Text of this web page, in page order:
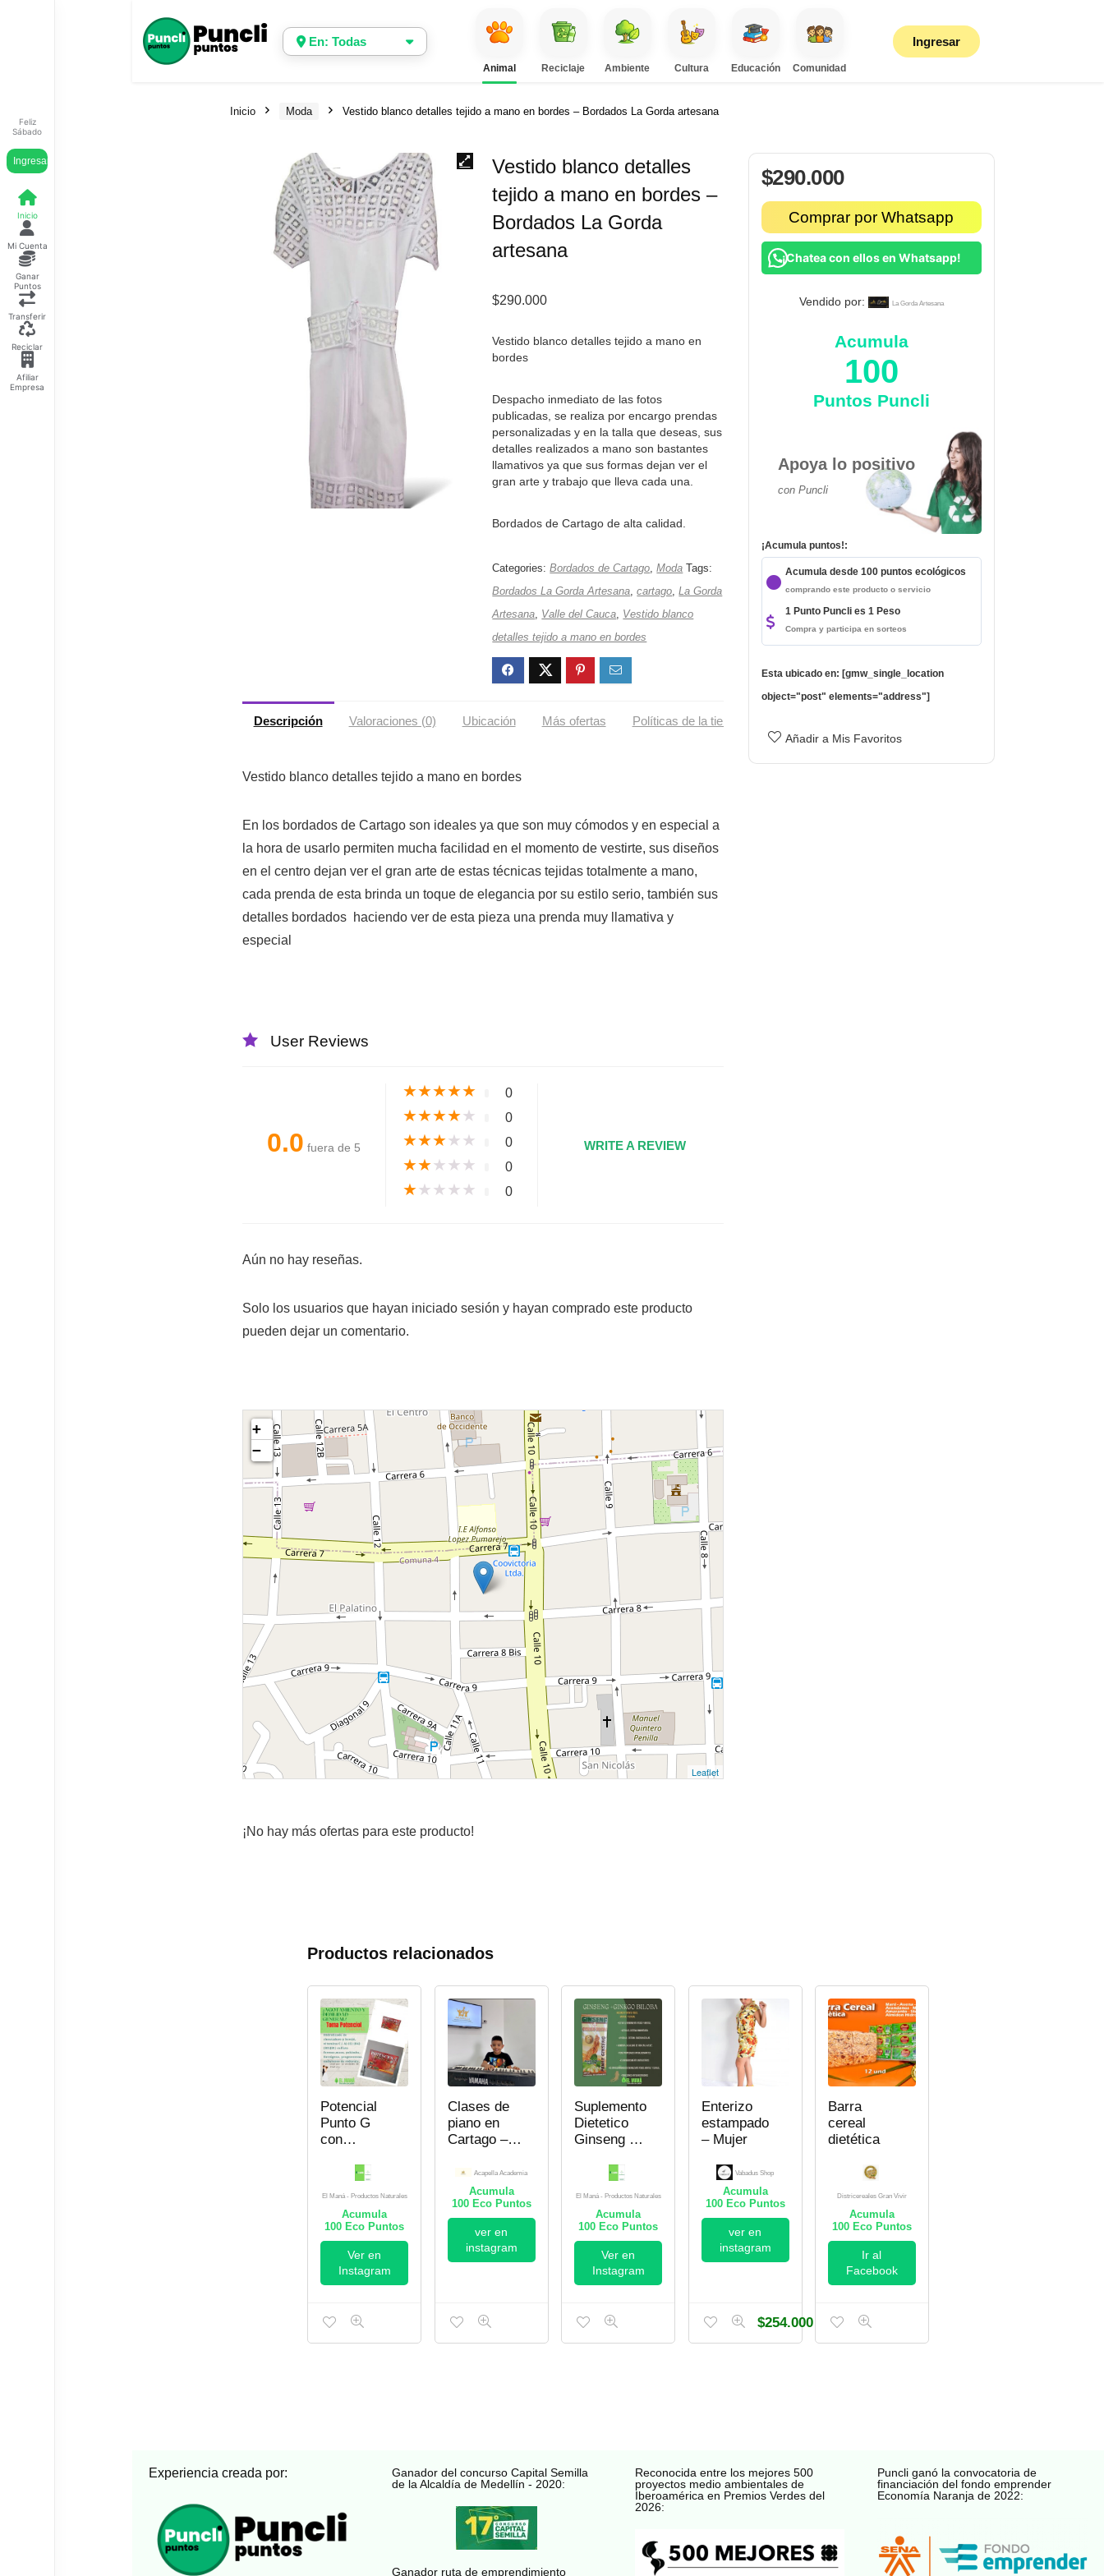
Feliz
Sábado
Ingresar
Inicio
Mi Cuenta
Ganar
Puntos
Transferir
Reciclar
Afiliar
Empresa
En: Todas
Animal Reciclaje Ambiente Cultura Educación Comunidad
Ingresar
Inicio Moda Vestido blanco detalles tejido a mano en bordes – Bordados La Gorda artesana
Vestido blanco detalles
tejido a mano en bordes –
Bordados La Gorda
artesana
$290.000
Vestido blanco detalles tejido a mano en
bordes
Despacho inmediato de las fotos
publicadas, se realiza por encargo prendas
personalizadas y en la talla que deseas, sus
detalles realizados a mano son bastantes
llamativos ya que sus formas dejan ver el
gran arte y trabajo que lleva cada una.
Bordados de Cartago de alta calidad.
Categories:Bordados de Cartago,Moda Tags:
Bordados La Gorda Artesana,cartago,La Gorda
Artesana, Valle del Cauca, Vestido blanco
detalles tejido a mano en bordes
Descripción Valoraciones (0) Ubicación Más ofertas Políticas de la tienda
Vestido blanco detalles tejido a mano en bordes
En los bordados de Cartago son ideales ya que son muy cómodos y en especial a
la hora de usarlo permiten mucha facilidad en el momento de vestirte, sus diseños
en el centro dejan ver el gran arte de estas técnicas tejidas totalmente a mano,
cada prenda de esta brinda un toque de elegancia por su estilo serio, también sus
detalles bordados haciendo ver de esta pieza una prenda muy llamativa y
especial
User Reviews
0.0 fuera de 5
★★★★★ 0
★★★★★ 0
★★★★★ 0
★★★★★ 0
★★★★★ 0
WRITE A REVIEW
Aún no hay reseñas.
Solo los usuarios que hayan iniciado sesión y hayan comprado este producto
pueden dejar un comentario.
+
−
Leaflet
¡No hay más ofertas para este producto!
$290.000
Comprar por Whatsapp
¡Chatea con ellos en Whatsapp!
Vendido por: La Gorda Artesana
Acumula
100
Puntos Puncli
Apoya lo positivo
con Puncli
¡Acumula puntos!:
Acumula desde 100 puntos ecológicos
comprando este producto o servicio
1 Punto Puncli es 1 Peso
Compra y participa en sorteos
Esta ubicado en: [gmw_single_location
object="post" elements="address"]
Añadir a Mis Favoritos
Productos relacionados
Potencial
Punto G
con
El Maná - Productos Naturales
Acumula
100 Eco Puntos
Ver en
Instagram
Clases de
piano en
Cartago –
Academia
Acapella Academia
Acumula
100Eco Puntos
ver en
instagram
Suplemento
Dietetico
Ginseng +
Biloba
El Maná - Productos Naturales
Acumula
100 Eco Puntos
Ver en
Instagram
Enterizo
estampado
– Mujer
Vabadus Shop
Acumula
100Eco Puntos
ver en
instagram
$254.000
Barra
cereal
dietética
Districereales Gran Vivir
Acumula
100Eco Puntos
Ir al
Facebook
Experiencia creada por:
Ganador del concurso Capital Semilla
de la Alcaldía de Medellín - 2020:
Ganador ruta de emprendimiento
Reconocida entre los mejores 500
proyectos medio ambientales de
Iberoamérica en Premios Verdes del
2026:
Puncli ganó la convocatoria de
financiación del fondo emprender
Economía Naranja de 2022: